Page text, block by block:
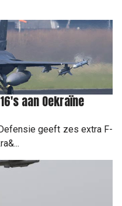
aan Oekraïne
geeft zes extra F-